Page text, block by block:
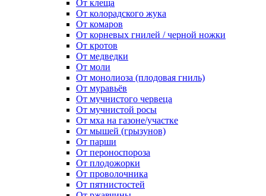
От клеща
От колорадского жука
От комаров
От корневых гнилей / черной ножки
От кротов
От медведки
От моли
От монолиоза (плодовая гниль)
От муравьёв
От мучнистого червеца
От мучнистой росы
От мха на газоне/участке
От мышей (грызунов)
От парши
От пероноспороза
От плодожорки
От проволочника
От пятнистостей